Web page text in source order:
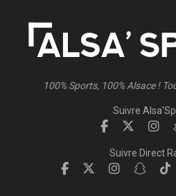
100% Sports, 100% Alsace !
Suivre
Suivre Direct